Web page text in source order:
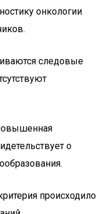
онкологии
следовые
о
происходило